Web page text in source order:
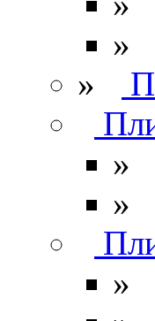
»
»
»
»
»